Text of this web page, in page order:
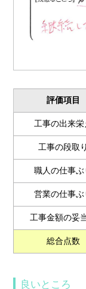
評価項目
工事の出来栄
工事の段取り
職人の仕事ぶ
営業の仕事ぶ
工事金額の妥
総合点数
良いところ